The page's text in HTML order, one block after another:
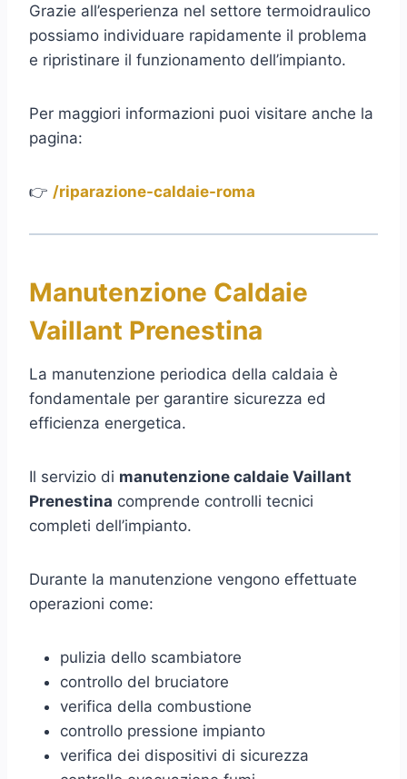
Grazie all’esperienza nel settore termoidraulico
possiamo individuare rapidamente il problema
e ripristinare il funzionamento dell’impianto.
Per maggiori informazioni puoi visitare anche la
pagina:
👉 /riparazione-caldaie-roma
Manutenzione Caldaie
Vaillant Prenestina
La manutenzione periodica della caldaia è
fondamentale per garantire sicurezza ed
efficienza energetica.
Il servizio di manutenzione caldaie Vaillant
Prenestina comprende controlli tecnici
completi dell’impianto.
Durante la manutenzione vengono effettuate
operazioni come:
pulizia dello scambiatore
controllo del bruciatore
verifica della combustione
controllo pressione impianto
verifica dei dispositivi di sicurezza